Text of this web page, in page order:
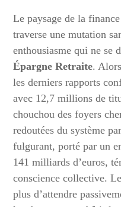
Le paysage de la
traverse une mutation
enthousiasme qui ne se
Épargne Retraite.
les derniers rapports
avec 12,7 millions de
chouchou des foyers
redoutées du système
fulgurant, porté par un
141 milliards d’euros,
conscience collective.
plus d’attendre